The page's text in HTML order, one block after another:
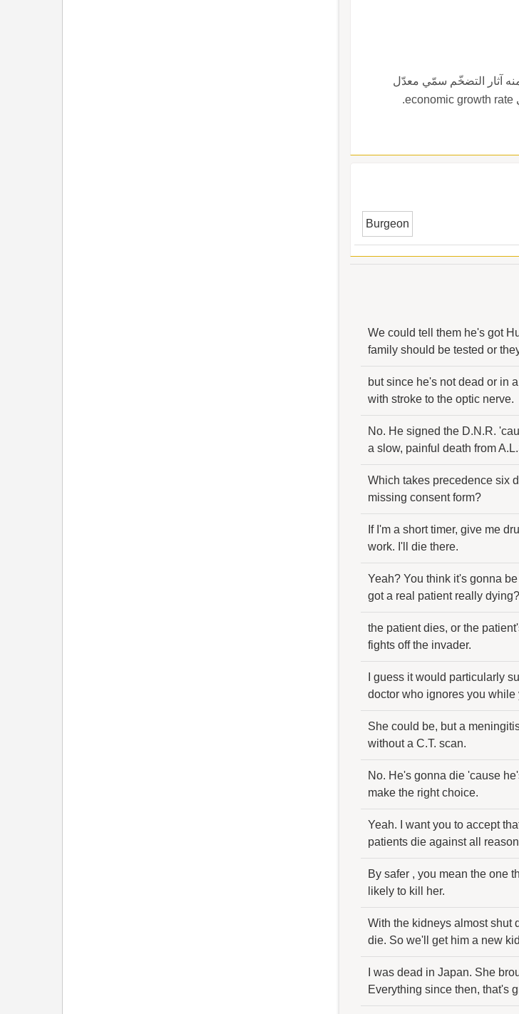
منه آثار التضخّم سمّي معدّل
Burgeon
We could tell them he's got
family should be tested or
but since he's not dead or in
with stroke to the optic nerve.
No. He signed the D.N.R.
a slow, painful death from
Which takes precedence six
missing consent form?
If I'm a short timer, give me
work. I'll die there.
Yeah? You think it's gonna
got a real patient really dying?
the patient dies, or the
fights off the invader.
I guess it would particularly
doctor who ignores you while
She could be, but a
without a C.T. scan.
No. He's gonna die 'cause
make the right choice.
Yeah. I want you to accept
patients die against all
By safer , you mean the one
likely to kill her.
With the kidneys almost shut
die. So we'll get him a new
I was dead in Japan. She
Everything since then, that's